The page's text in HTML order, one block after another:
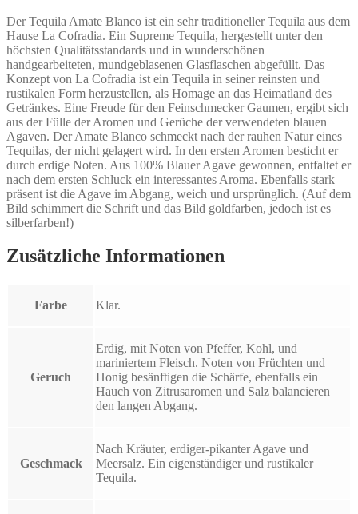
Der Tequila Amate Blanco ist ein sehr traditioneller Tequila aus dem
Hause La Cofradia. Ein Supreme Tequila, hergestellt unter den
höchsten Qualitätsstandards und in wunderschönen
handgearbeiteten, mundgeblasenen Glasflaschen abgefüllt. Das
Konzept von La Cofradia ist ein Tequila in seiner reinsten und
rustikalen Form herzustellen, als Homage an das Heimatland des
Getränkes. Eine Freude für den Feinschmecker Gaumen, ergibt sich
aus der Fülle der Aromen und Gerüche der verwendeten blauen
Agaven. Der Amate Blanco schmeckt nach der rauhen Natur eines
Tequilas, der nicht gelagert wird. In den ersten Aromen besticht er
durch erdige Noten. Aus 100% Blauer Agave gewonnen, entfaltet er
nach dem ersten Schluck ein interessantes Aroma. Ebenfalls stark
präsent ist die Agave im Abgang, weich und ursprünglich. (Auf dem
Bild schimmert die Schrift und das Bild goldfarben, jedoch ist es
silberfarben!)
Zusätzliche Informationen
Farbe Klar.
Geruch
Erdig, mit Noten von Pfeffer, Kohl, und
mariniertem Fleisch. Noten von Früchten und
Honig besänftigen die Schärfe, ebenfalls ein
Hauch von Zitrusaromen und Salz balancieren
den langen Abgang.
Geschmack
Nach Kräuter, erdiger-pikanter Agave und
Meersalz. Ein eigenständiger und rustikaler
Tequila.